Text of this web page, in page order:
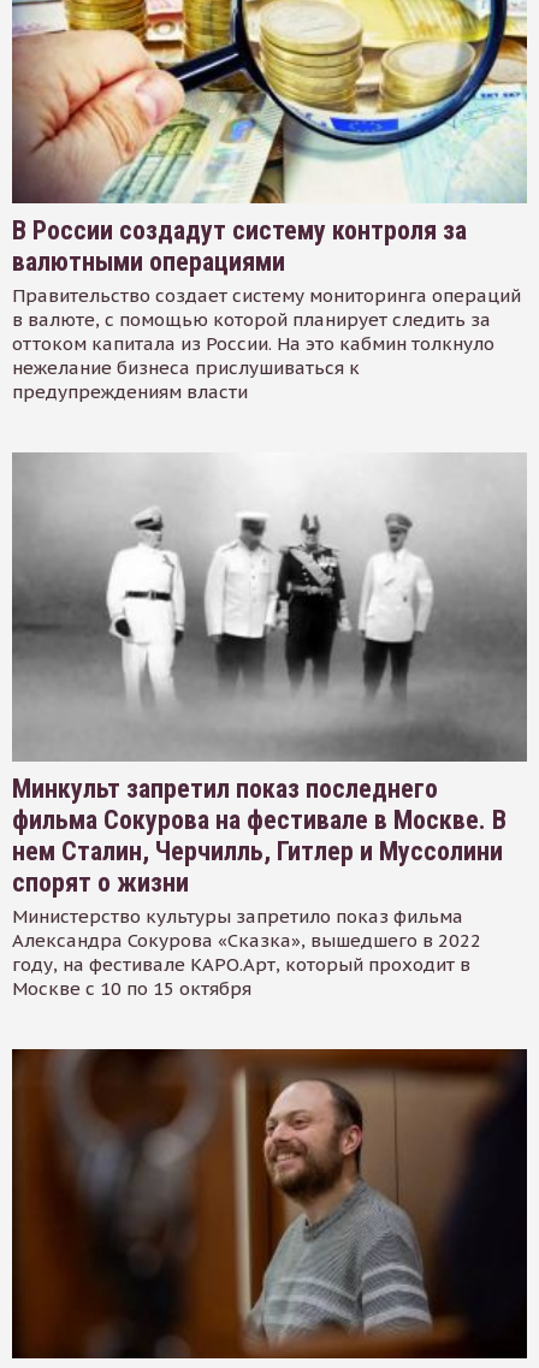
В России создадут систему контроля за
валютными операциями
Правительство создает систему мониторинга операций
в валюте, с помощью которой планирует следить за
оттоком капитала из России. На это кабмин толкнуло
нежелание бизнеса прислушиваться к
предупреждениям власти
Минкульт запретил показ последнего
фильма Сокурова на фестивале в Москве. В
нем Сталин, Черчилль, Гитлер и Муссолини
спорят о жизни
Министерство культуры запретило показ фильма
Александра Сокурова «Сказка», вышедшего в 2022
году, на фестивале КАРО.Арт, который проходит в
Москве с 10 по 15 октября